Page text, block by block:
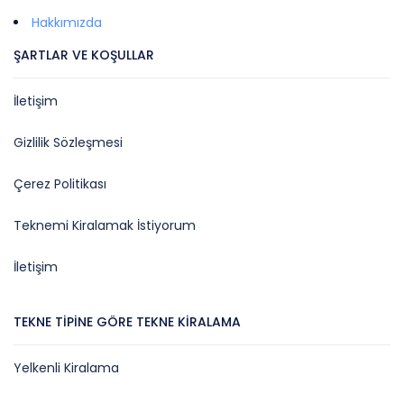
Hakkımızda
ŞARTLAR VE KOŞULLAR
İletişim
Gizlilik Sözleşmesi
Çerez Politikası
Teknemi Kiralamak İstiyorum
İletişim
TEKNE TIPINE GÖRE TEKNE KIRALAMA
Yelkenli Kiralama